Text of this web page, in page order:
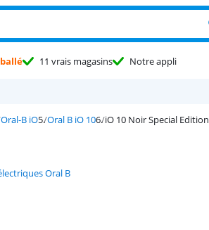
11 vrais magasins Notre appli
Oral-B iO Oral B iO 10 iO 10 Noir Special Edition
Oral B